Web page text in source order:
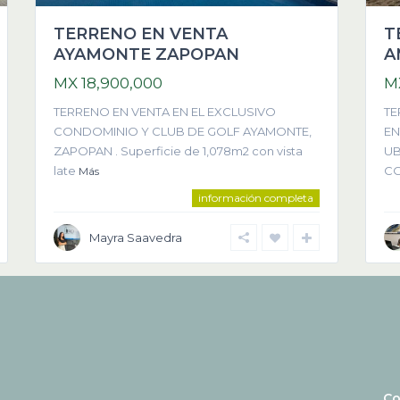
TERRENO EN VENTA
AYAMONTE ZAPOPAN
MX 18,900,000
TERRENO EN VENTA EN EL EXCLUSIVO
CONDOMINIO Y CLUB DE GOLF AYAMONTE,
ZAPOPAN . Superficie de 1,078m2 con vista
late Más
información completa
Mayra Saavedra